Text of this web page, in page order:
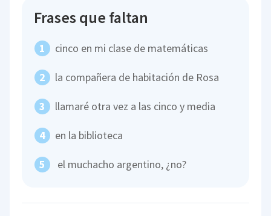
Frases que faltan
cinco en mi clase de matemáticas
la compañera de habitación de Rosa
llamaré otra vez a las cinco y media
en la biblioteca
el muchacho argentino, ¿no?